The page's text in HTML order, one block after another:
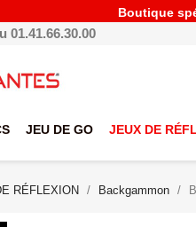
Boutique
01.41.66.30.00
JEU DE GO JEUX DE
RÉFLEXION Backgammon